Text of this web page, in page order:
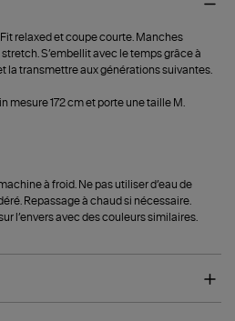
relaxed et coupe courte. Manches
S’embellit avec le temps grâce à
la transmettre aux générations suivantes.
mesure 172 cm et porte une taille M.
à froid. Ne pas utiliser d’eau de
Repassage à chaud si nécessaire.
l’envers avec des couleurs similaires.